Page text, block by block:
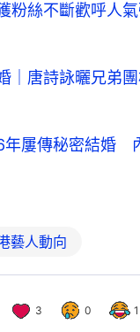
粉絲不斷歡呼人
｜唐詩詠曬兄弟
年屢傳秘密結婚
藝人動向
3 0 1